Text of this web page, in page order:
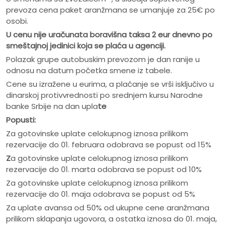
prevoza cena paket aranžmana se umanjuje za 25€ po
osobi.
U cenu nije uračunata boravišna taksa 2 eur dnevno po
smeštajnoj jedinici koja se plaća u agenciji.
Polazak grupe autobuskim prevozom je dan ranije u
odnosu na datum početka smene iz tabele.
Cene su izražene u eurima, a plaćanje se vrši isključivo u
dinarskoj protivvrednosti po srednjem kursu Narodne
banke Srbije na dan uplate
Popusti:
Za gotovinske uplate celokupnog iznosa prilikom
rezervacije do 01. februara odobrava se popust od 15%
Za gotovinske uplate celokupnog iznosa prilikom
rezervacije do 01. marta odobrava se popust od 10%
Za gotovinske uplate celokupnog iznosa prilikom
rezervacije do 01. maja odobrava se popust od 5%
Za uplate avansa od 50% od ukupne cene aranžmana
prilikom sklapanja ugovora, a ostatka iznosa do 01. maja,